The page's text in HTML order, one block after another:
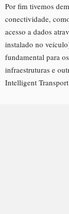
Por fim tivemos
conectividade,
acesso a dados
instalado no
fundamental para
infraestruturas e
Intelligent